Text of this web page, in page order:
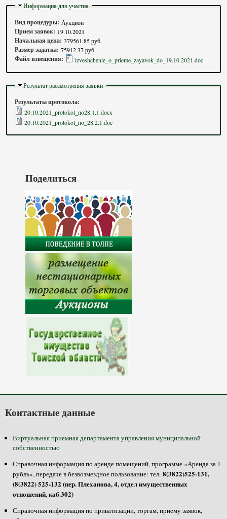
Скрыть
Информация для участия
Вид процедуры: Аукцион
Прием заявок: 19.10.2021
Начальная цена: 379561.85 руб.
Размер задатка: 75912.37 руб.
Файл извещения: izveshchenie_o_prieme_zayavok_do_19.10.2021.doc
Скрыть
Результат рассмотрения заявки
Результаты протокола:
20.10.2021_protokol_no28.1.1.docx
20.10.2021_protokol_no_28.2.1.doc
Поделиться
Контактные данные
Виртуальная приемная департамента управления муниципальной
собственностью
Справочная информация по аренде помещений, программе «Аренда за 1
рубль», передаче в безвозмездное пользование: тел. 8(3822)525-131,
(8(3822) 525-132 (пер. Плеханова, 4, отдел имущественных
отношений, каб.302)
Справочная информация по приватизации, торгам, приему заявок,